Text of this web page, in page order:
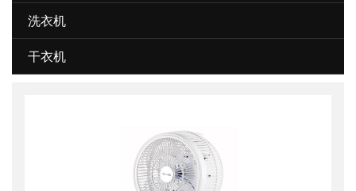
洗衣机
干衣机